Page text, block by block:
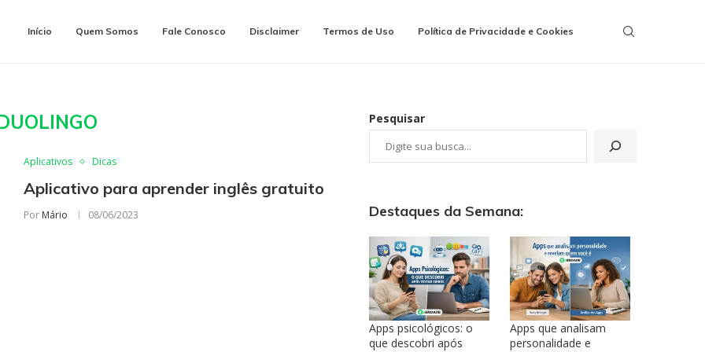
Início Quem Somos Fale Conosco Disclaimer Termos de Uso Política de Privacidade e Cookies
Aplicativos Dicas
Aplicativo para aprender inglês gratuito
Por Mário 08/06/2023
Pesquisar
Destaques da Semana:
Apps psicológicos: o
que descobri após
Apps que analisam
personalidade e